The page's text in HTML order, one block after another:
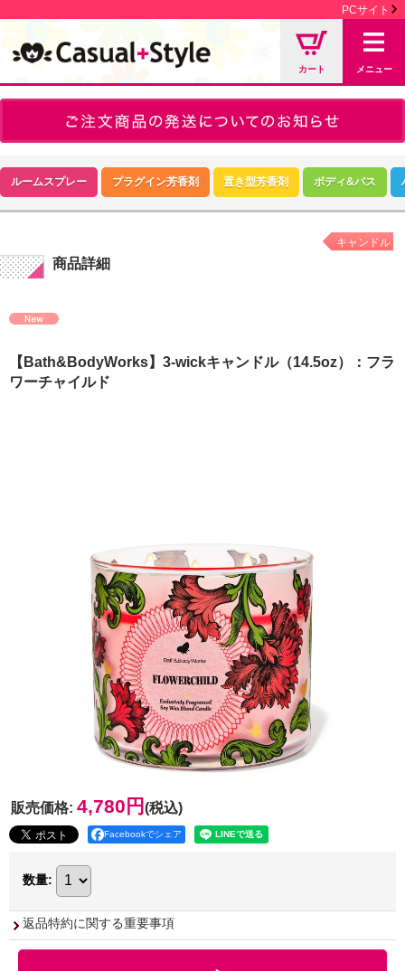
PCサイト
カート メニュー
ルームスプレー プラグイン芳香剤 置き型芳香剤 ボディ&バス
商品詳細
キャンドル
【Bath&BodyWorks】3-wickキャンドル（14.5oz）：フラ
ワーチャイルド
販売価格: 4,780円 (税込)
Facebookでシェア
数量:
返品特約に関する重要事項